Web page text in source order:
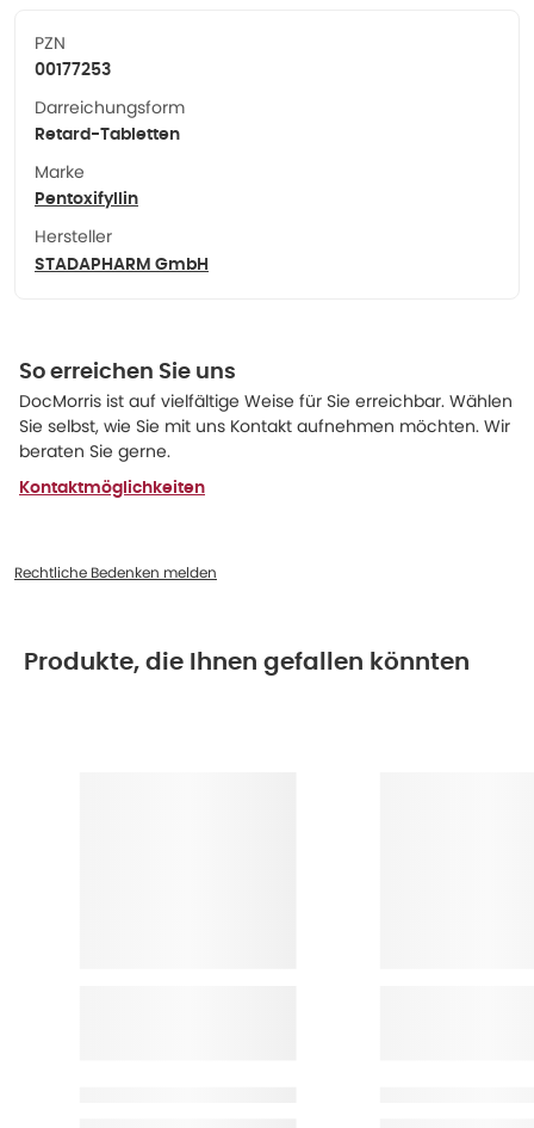
PZN
00177253
Darreichungsform
Retard-Tabletten
Marke
Pentoxifyllin
Hersteller
STADAPHARM GmbH
So erreichen Sie uns
DocMorris ist auf vielfältige Weise für Sie erreichbar. Wählen
Sie selbst, wie Sie mit uns Kontakt aufnehmen möchten. Wir
beraten Sie gerne.
Kontaktmöglichkeiten
Rechtliche Bedenken melden
Produkte, die Ihnen gefallen könnten